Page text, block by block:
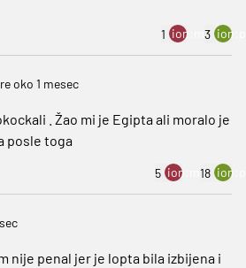
1 ion:minus
3
oko 1 mesec
. Žao mi je Egipta ali moralo je
posle toga
5 ion:minus
18
nije penal jer je lopta bila izbijena i